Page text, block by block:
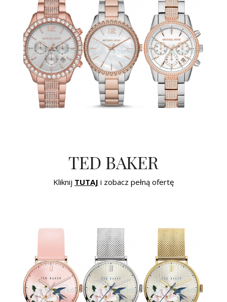
TED BAKER
Kliknij TUTAJ i zobacz pełną ofertę